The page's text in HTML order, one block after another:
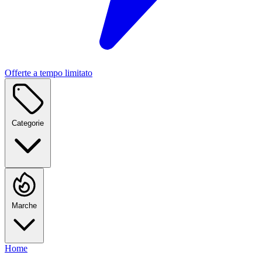
Offerte a tempo limitato
Categorie
Marche
Home